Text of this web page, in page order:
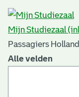
Mijn Studiezaal
Passagiers
Alle velden